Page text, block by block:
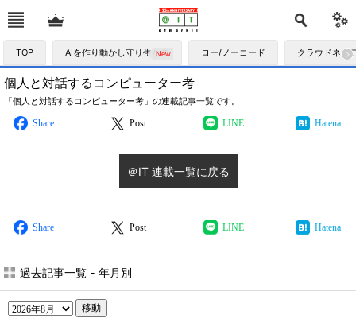
TOP AIを作り動かし守り生かす ロー/ノーコード クラウドネイ
個人と対話するコンピューター考
「個人と対話するコンピューター考」の連載記事一覧です。
Share
Post LINE Hatena
＠IT 連載一覧に戻る
Share Post LINE Hatena
過去記事一覧 - 年月別
移動